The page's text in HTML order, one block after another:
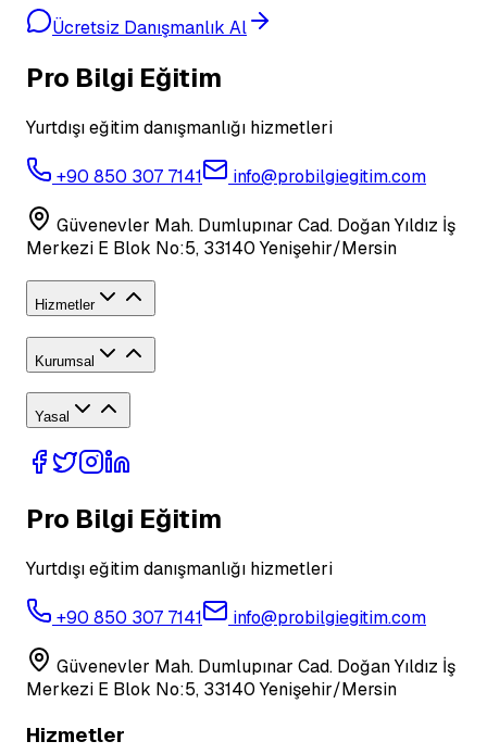
Ücretsiz Danışmanlık Al
Pro Bilgi Eğitim
Yurtdışı eğitim danışmanlığı hizmetleri
+90 850 307 7141 info@probilgiegitim.com
Güvenevler Mah. Dumlupınar Cad. Doğan Yıldız İş
Merkezi E Blok No:5, 33140 Yenişehir/Mersin
Hizmetler
Kurumsal
Yasal
Pro Bilgi Eğitim
Yurtdışı eğitim danışmanlığı hizmetleri
+90 850 307 7141 info@probilgiegitim.com
Güvenevler Mah. Dumlupınar Cad. Doğan Yıldız İş
Merkezi E Blok No:5, 33140 Yenişehir/Mersin
Hizmetler